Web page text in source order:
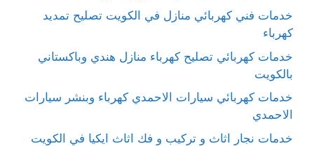
خدمات فني كهربائي منازل في الكويت تصليح تمديد
كهرباء
خدمات كهربائي تصليح كهرباء منازل هندي وباكستاني
بالكويت
خدمات كهربائي سيارات الاحمدي كهرباء وبنشر سيارات
الاحمدي
خدمات نجار اثاث و تركيب و فك اثاث ايكيا في الكويت